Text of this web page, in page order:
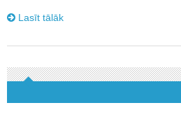
Lasīt tālāk